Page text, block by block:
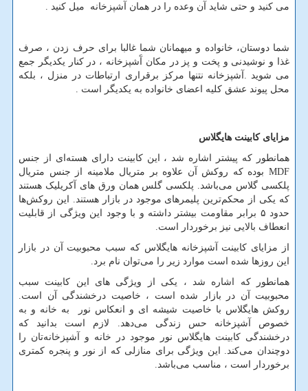
می کنید و حتی شاید آن وعده را در همان آشپزخانه میل کنید .
شما دوستان، خانواده و میهمانان شما غالبا برای حرف زدن ، صرف
غذا و نوشیدنی و پخت و پز در مکان آَشپزخانه ، در کنار یکدیگر جمع
می شوید .آشپزخانه نتنها مرکز برقراری ارتباطات در منزل ، بلکه
محل پیوند عشق کلیه اعضای خانواده به یکدیگر است .
مزایای کابینت هایگلاس
همانطور که پیشتر اشاره شد ، این کابینت دارای هسته‌ای از جنس
MDF بوده که روکش آن علاوه بر متریال ملامینه از جنس متریال
پلکسی گلاس می‌باشد. پلکسی گلس همان ورق ‌های آکریلیک هستند
که یکی از محکم‌ترین پلیمرهای موجود در بازار هستند. این روکش‌ها
حدود ۵ برابر مقاومت بیشتر داشته و با وجود این ویژگی از قابلیت
انعطاف بالایی نیز برخوردار است.
از مزایای کابینت آشپزخانه هایگلاس که سبب محبوبیت آن در بازار
این روزها شده است موارد زیر را میتوان نام برد.
همانطور که اشاره شد ، یکی از ویژگی ‌های این کابینت سبب
محبوبیت آن در بازار شده است ، خاصیت درخشندگی آن است.
روکش هایگلاس با خاصیت شیشه ای و انعکاس نور به خانه و به
خصوص آشپزخانه حس زندگی می‌دهد. لازم است بدانید که
درخشندگی کابینت هایگلاس نور موجود در خانه و آشپزخانهتان را
دوچندان میکند. این ویژگی برای منازلی که از نور و پنجره کمتری
برخوردار است ، مناسب می‌باشد.